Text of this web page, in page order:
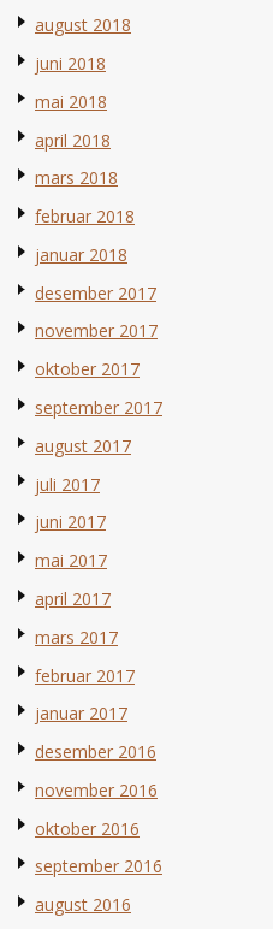
august 2018
juni 2018
mai 2018
april 2018
mars 2018
februar 2018
januar 2018
desember 2017
november 2017
oktober 2017
september 2017
august 2017
juli 2017
juni 2017
mai 2017
april 2017
mars 2017
februar 2017
januar 2017
desember 2016
november 2016
oktober 2016
september 2016
august 2016